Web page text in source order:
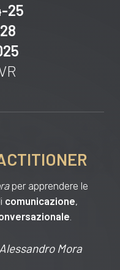
25
per apprendere le
comunicazione,
Alessandro Mora